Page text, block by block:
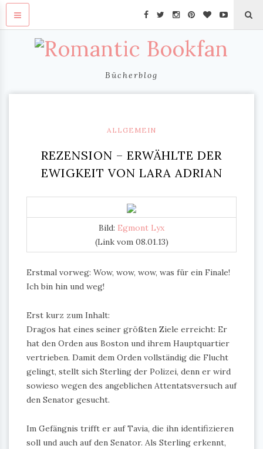
Bücherblog
ALLGEMEIN
REZENSION – ERWÄHLTE DER
EWIGKEIT VON LARA ADRIAN
Bild: Egmont Lyx
(Link vom 08.01.13)
Erstmal vorweg: Wow, wow, wow, was für ein Finale!
Ich bin hin und weg!
Erst kurz zum Inhalt:
Dragos hat eines seiner größten Ziele erreicht: Er
hat den Orden aus Boston und ihrem Hauptquartier
vertrieben. Damit dem Orden vollständig die Flucht
gelingt, stellt sich Sterling der Polizei, denn er wird
sowieso wegen des angeblichen Attentatsversuch auf
den Senator gesucht.
Im Gefängnis trifft er auf Tavia, die ihn identifizieren
soll und auch auf den Senator. Als Sterling erkennt,